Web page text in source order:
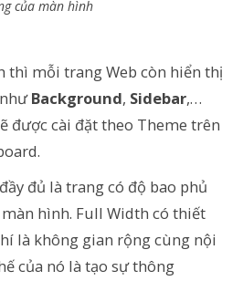
của màn hình
thì mỗi trang Web còn hiển thị
Background, Sidebar,…
được cài đặt theo Theme trên
đủ là trang có độ bao phủ
hình. Full Width có thiết
là không gian rộng cùng nội
của nó là tạo sự thông